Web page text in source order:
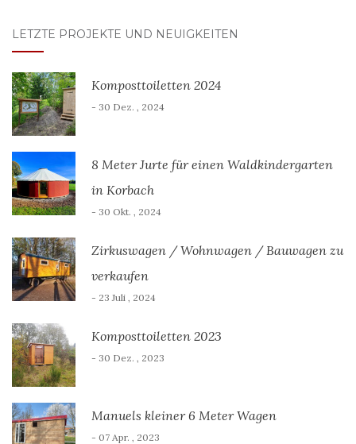
LETZTE PROJEKTE UND NEUIGKEITEN
Komposttoiletten 2024
- 30 Dez. , 2024
8 Meter Jurte für einen Waldkindergarten
in Korbach
- 30 Okt. , 2024
Zirkuswagen / Wohnwagen / Bauwagen zu
verkaufen
- 23 Juli , 2024
Komposttoiletten 2023
- 30 Dez. , 2023
Manuels kleiner 6 Meter Wagen
- 07 Apr. , 2023